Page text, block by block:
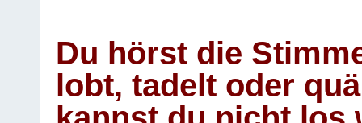
Du hörst die
lobt, tadelt oder